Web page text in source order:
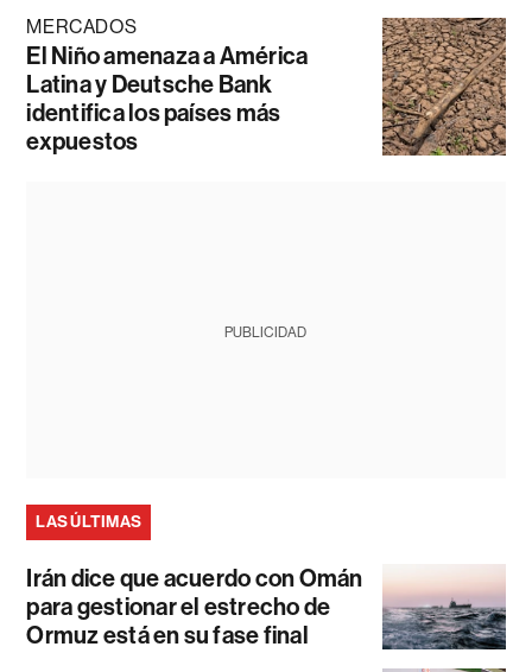
MERCADOS
El Niño amenaza a América
Latina y Deutsche Bank
identifica los países más
expuestos
PUBLICIDAD
LAS ÚLTIMAS
Irán dice que acuerdo con Omán
para gestionar el estrecho de
Ormuz está en su fase final